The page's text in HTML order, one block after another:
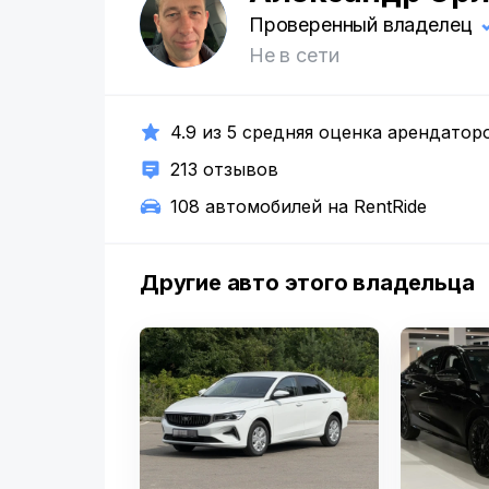
А
Проверенный владелец
Не в сети
4.9 из 5 средняя оценка
213 отзывов
108 автомобилей на RentRide
Другие авто этого владельца